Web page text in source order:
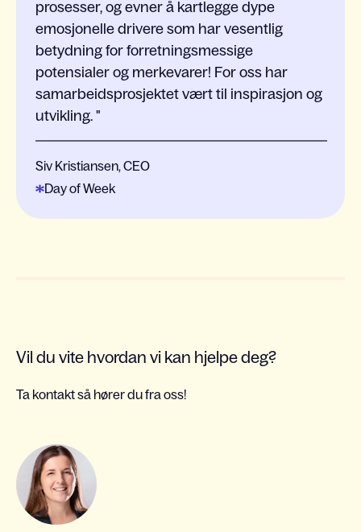
prosesser, og evner å kartlegge dype
emosjonelle drivere som har vesentlig
betydning for forretningsmessige
potensialer og merkevarer! For oss har
samarbeidsprosjektet vært til inspirasjon og
utvikling.
Siv Kristiansen, CEO
Day of Week
Vil du vite hvordan vi kan hjelpe deg?
Ta kontakt så hører du fra oss!